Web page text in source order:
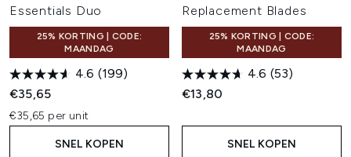
Essentials Duo
25% KORTING | CODE:
MAANDAG
4.6 (199)
€35,65
€35,65 per unit
SNEL KOPEN
Replacement Blades
25% KORTING | CODE:
MAANDAG
4.6 (53)
€13,80
SNEL KOPEN